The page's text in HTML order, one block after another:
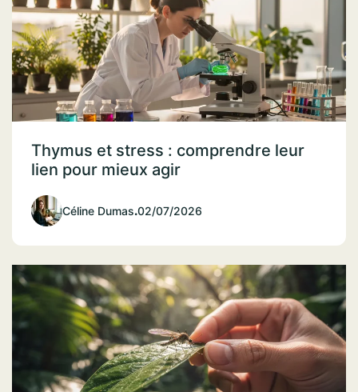
Thymus et stress : comprendre leur
lien pour mieux agir
Céline Dumas.02/07/2026